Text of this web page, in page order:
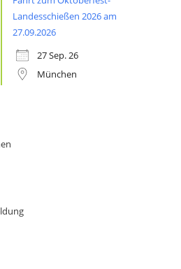
Landesschießen 2026 am
27.09.2026
27 Sep. 26
München